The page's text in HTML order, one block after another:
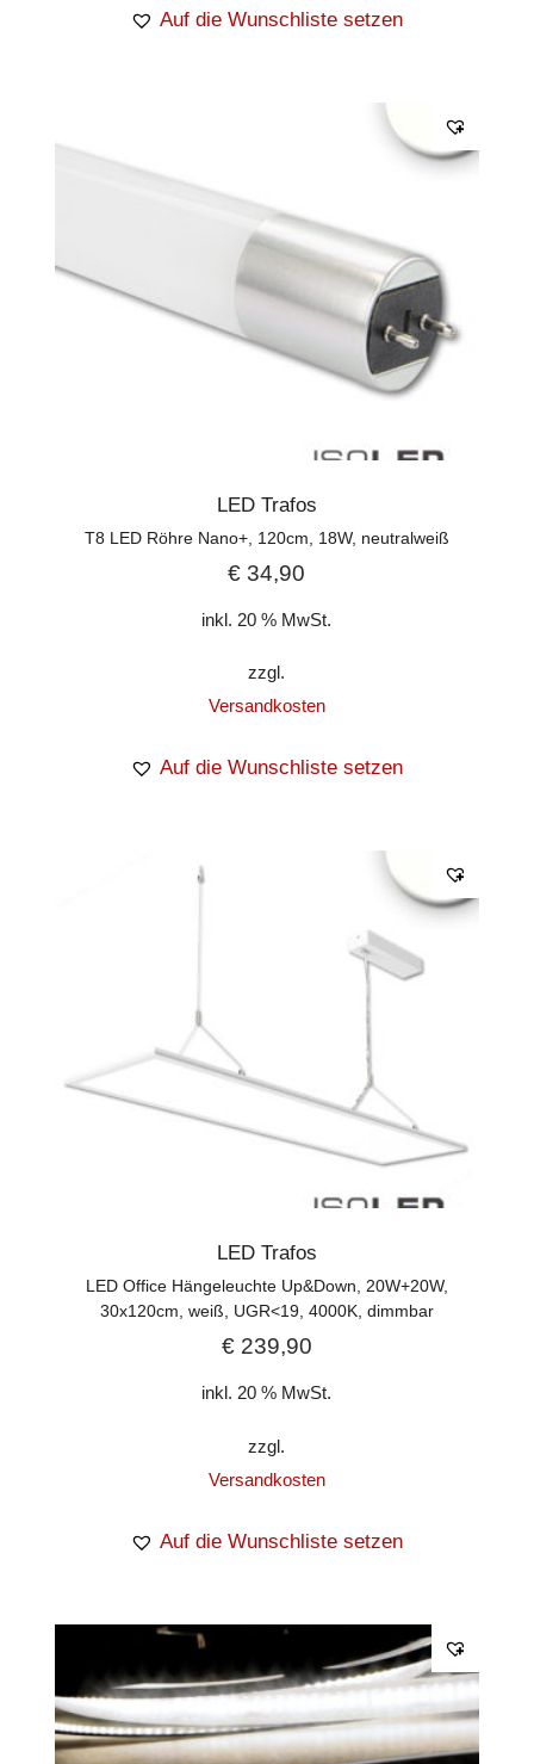
Auf die Wunschliste setzen
LED Trafos
T8 LED Röhre Nano+, 120cm, 18W, neutralweiß
€ 34,90
inkl. 20 % MwSt.
zzgl.
Versandkosten
Auf die Wunschliste setzen
LED Trafos
LED Office Hängeleuchte Up&Down, 20W+20W,
30x120cm, weiß, UGR<19, 4000K, dimmbar
€239,90
inkl. 20 % MwSt.
zzgl.
Versandkosten
Auf die Wunschliste setzen